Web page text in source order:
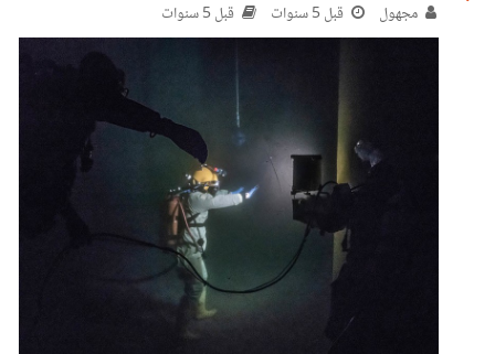
مجهول قبل 5 سنوات قبل 5 سنوات